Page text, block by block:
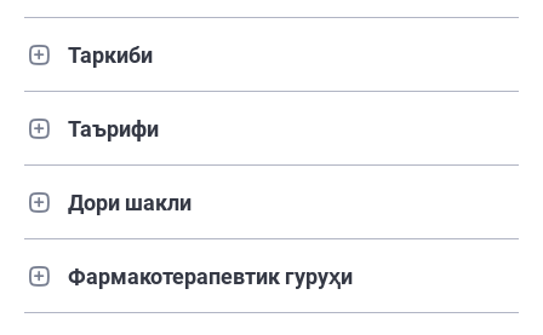
Таркиби
Таърифи
Дори шакли
Фармакотерапевтик гуруҳи